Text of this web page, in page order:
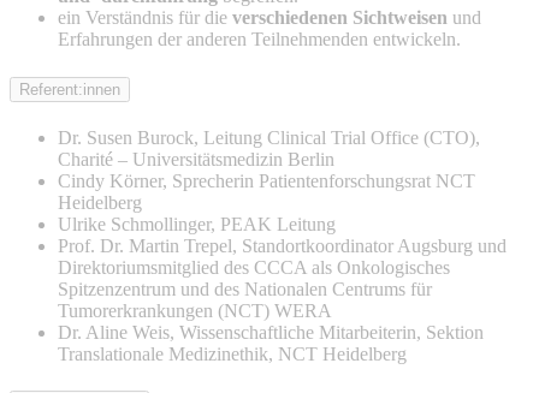
ein Verständnis für die verschiedenen Sichtweisen und
Erfahrungen der anderen Teilnehmenden entwickeln.
Referent:innen
Dr. Susen Burock, Leitung Clinical Trial Office (CTO),
Charité – Universitätsmedizin Berlin
Cindy Körner, Sprecherin Patientenforschungsrat NCT
Heidelberg
Ulrike Schmollinger, PEAK Leitung
Prof. Dr. Martin Trepel, Standortkoordinator Augsburg und
Direktoriumsmitglied des CCCA als Onkologisches
Spitzenzentrum und des Nationalen Centrums für
Tumorerkrankungen (NCT) WERA
Dr. Aline Weis, Wissenschaftliche Mitarbeiterin, Sektion
Translationale Medizinethik, NCT Heidelberg